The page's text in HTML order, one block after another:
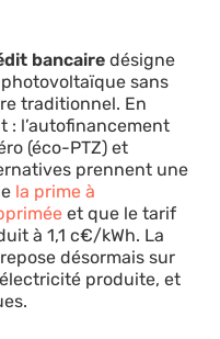
bancairedésigne
sans
traditionnel. En
: l’autofinancement
(éco-PTZ) et
prennent une
la prime à
et que le tarif
à 1,1 c€/kWh. La
désormais sur
produite, et